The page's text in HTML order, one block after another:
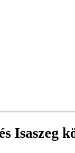
Isaszeg